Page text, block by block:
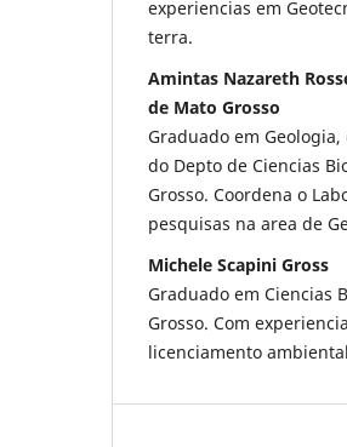
experiencias em
terra.
Amintas Nazareth
de Mato Grosso
Graduado em
do Depto de Ciencias
Grosso. Coordena o
pesquisas na area de
Michele Scapini Gross
Graduado em Ciencias
Grosso. Com
licenciamento